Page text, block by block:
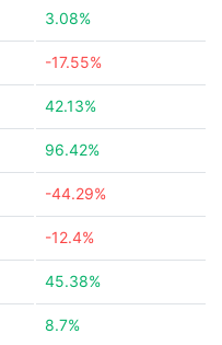
3.08%
-17.55%
42.13%
96.42%
-44.29%
-12.4%
45.38%
8.7%